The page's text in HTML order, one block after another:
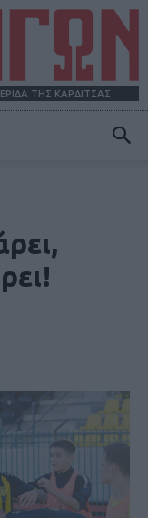
ΤΗΣ ΚΑΡΔΙΤΣΑΣ